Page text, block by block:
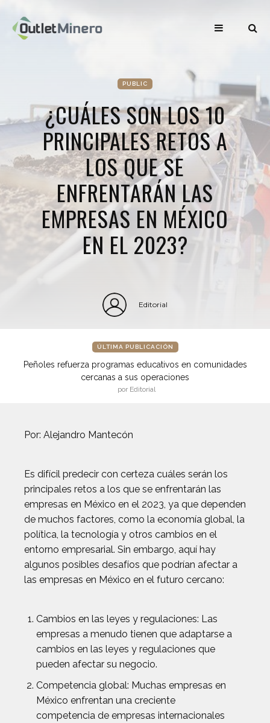
PUBLIC
¿CUÁLES SON LOS 10
PRINCIPALES RETOS A
LOS QUE SE
ENFRENTARÁN LAS
EMPRESAS EN MÉXICO
EN EL 2023?
Editorial
ÚLTIMA PUBLICACIÓN
Peñoles refuerza programas educativos en comunidades
cercanas a sus operaciones
por Editorial
Por: Alejandro Mantecón
Es difícil predecir con certeza cuáles serán los
principales retos a los que se enfrentarán las
empresas en México en el 2023, ya que dependen
de muchos factores, como la economía global, la
política, la tecnología y otros cambios en el
entorno empresarial. Sin embargo, aquí hay
algunos posibles desafíos que podrían afectar a
las empresas en México en el futuro cercano:
Cambios en las leyes y regulaciones: Las
empresas a menudo tienen que adaptarse a
cambios en las leyes y regulaciones que
pueden afectar su negocio.
Competencia global: Muchas empresas en
México enfrentan una creciente
competencia de empresas internacionales